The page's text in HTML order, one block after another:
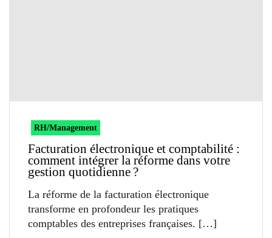
RH/Management
Facturation électronique et comptabilité :
comment intégrer la réforme dans votre
gestion quotidienne ?
La réforme de la facturation électronique
transforme en profondeur les pratiques
comptables des entreprises françaises.